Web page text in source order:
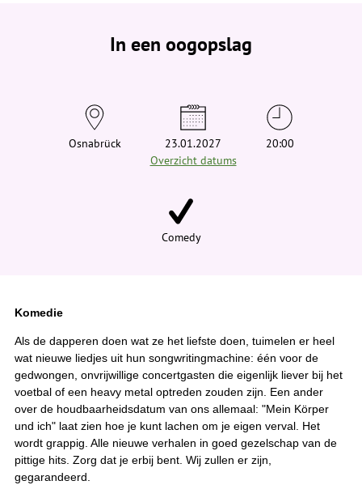
e
In een oogopslag
Osnabrück
23.01.2027
Overzicht datums
20:00
Comedy
Komedie
Als de dapperen doen wat ze het liefste doen, tuimelen er heel
wat nieuwe liedjes uit hun songwritingmachine: één voor de
gedwongen, onvrijwillige concertgasten die eigenlijk liever bij het
voetbal of een heavy metal optreden zouden zijn. Een ander
over de houdbaarheidsdatum van ons allemaal: "Mein Körper
und ich" laat zien hoe je kunt lachen om je eigen verval. Het
wordt grappig. Alle nieuwe verhalen in goed gezelschap van de
pittige hits. Zorg dat je erbij bent. Wij zullen er zijn,
gegarandeerd.